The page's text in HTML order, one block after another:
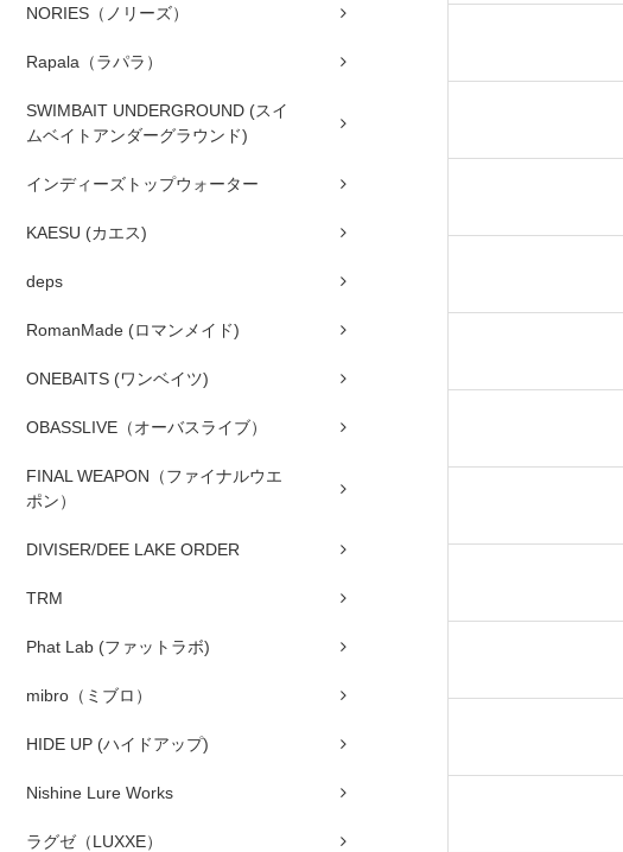
NORIES（ノリーズ）
Rapala（ラパラ）
SWIMBAIT UNDERGROUND (スイ
ムベイトアンダーグラウンド)
インディーズトップウォーター
KAESU (カエス)
deps
RomanMade (ロマンメイド)
ONEBAITS (ワンベイツ)
OBASSLIVE（オーバスライブ）
FINAL WEAPON（ファイナルウエ
ポン）
DIVISER/DEE LAKE ORDER
TRM
Phat Lab (ファットラボ)
mibro（ミブロ）
HIDE UP (ハイドアップ)
Nishine Lure Works
ラグゼ（LUXXE）